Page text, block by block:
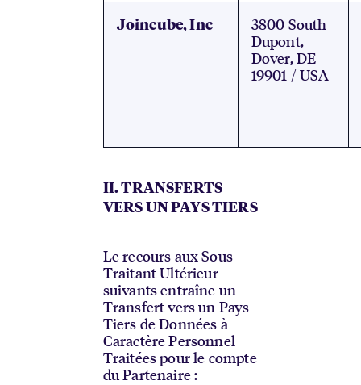
Joincube, Inc
3800 South
Dupont,
Dover, DE
19901 / USA
II. TRANSFERTS
VERS UN PAYS TIERS
Le recours aux Sous-
Traitant Ultérieur
suivants entraîne un
Transfert vers un Pays
Tiers de Données à
Caractère Personnel
Traitées pour le compte
du Partenaire :